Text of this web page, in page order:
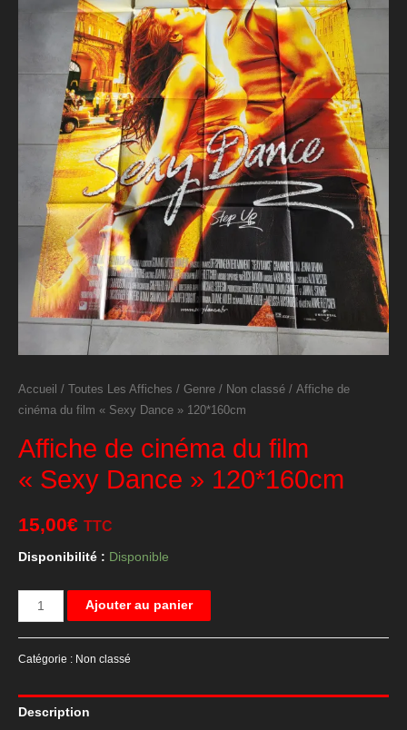
Accueil / Toutes Les Affiches / Genre / Non classé / Affiche de
cinéma du film « Sexy Dance » 120*160cm
Affiche de cinéma du film
« Sexy Dance » 120*160cm
15,00€ TTC
Disponibilité : Disponible
quantité
de
cinéma
du
Ajouter au panier
Catégorie : Non classé
Description